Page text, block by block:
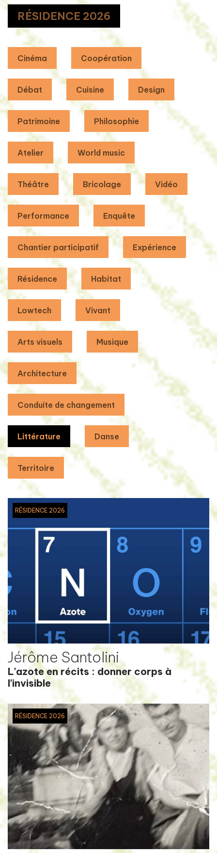
RÉSIDENCE 2026
Cinéma Coopération
Débat Cuisine Design
Patrimoine Philosophie
Atelier World music
Théâtre Bricolage Vidéo
Performance Enquête
Chantier participatif Expérience
Résidence Habitat
Lowtech Vivant
Arts visuels Musique
Architecture
Conduite de changement
Littérature Danse
Territoire
RÉSIDENCE 2026
Jérôme Santolini
L'azote en récits : donner corps à
l'invisible
RÉSIDENCE 2026